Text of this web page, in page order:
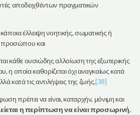
αποδειχθέντων πραγματικών
κάποια έλλειψη νοητικής, σωματικής ή
προσώπου και
κάθε ουσιώδης αλλοίωση της εξωτερικής
οποία καθορίζεται όχι αναγκαίως κατά
κατά τις αντιλήψεις της ζωής.[38]
πρέπει να είναι, καταρχήν, μόνιμη και
η περίπτωση να είναι προσωρινή,